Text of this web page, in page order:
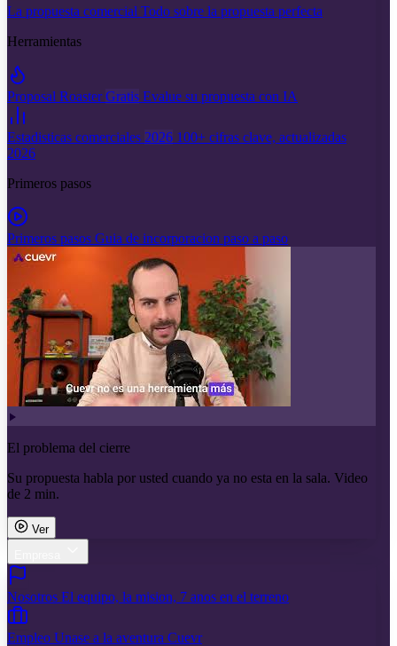
La propuesta comercial Todo sobre la propuesta perfecta
Herramientas
Proposal RoasterGratis Evalue su propuesta con IA
Estadisticas comerciales 2026 100+ cifras clave, actualizadas
2026
Primeros pasos
Primeros pasos Guia de incorporacion paso a paso
El problema del cierre
Su propuesta habla por usted cuando ya no esta en la sala. Video
de 2 min.
Ver
Nosotros El equipo, la mision, 7 anos en el terreno
Empleo Unase a la aventura Cuevr